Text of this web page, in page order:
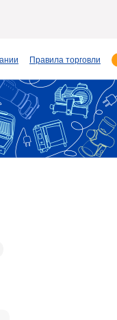
Правила торговли